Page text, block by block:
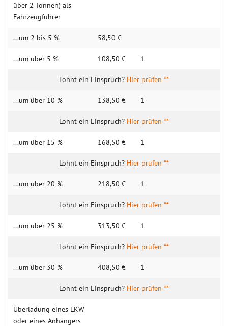
über 2 Tonnen) als
Fahrzeugführer
...um 2 bis 5 % 58,50 €
...um über 5 % 108,50 € 1
Hier prüfen **
...um über 10 % 138,50 € 1
Hier prüfen **
...um über 15 % 168,50 € 1
Hier prüfen **
...um über 20 % 218,50 € 1
Hier prüfen **
...um über 25 % 313,50 € 1
Hier prüfen **
...um über 30 % 408,50 € 1
Hier prüfen **
Überladung eines LKW
oder eines Anhängers